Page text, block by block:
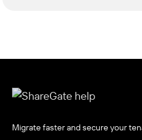
Migrate faster and secure your